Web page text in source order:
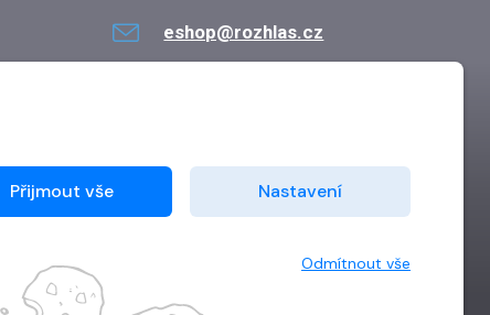
eshop@rozhlas.cz
Přijmout vše Nastavení
Odmítnout vše